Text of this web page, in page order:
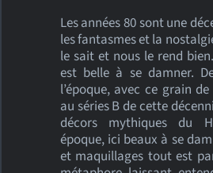
Les années 80 sont une
les fantasmes et la
le sait et nous le rend
est belle à se damner.
l’époque, avec ce grain
au séries B de cette
décors mythiques du
époque, ici beaux à se
et maquillages tout est